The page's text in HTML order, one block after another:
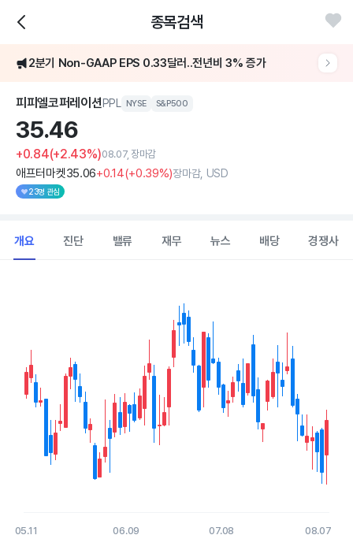
종목검색
2분기 Non-GAAP EPS 0.33달러..전년비 3% 증가
피피엘코퍼레이션PPL NYSE S&P500
35.46
+0.84(+2.43%)08.07, 장마감
애프터마켓35.06+0.14(+0.39%)장마감, USD
23명 관심
개요 진단 밸류 재무 뉴스 배당 경쟁사
The chart has 1 X axis displaying Time. Data ranges from
The chart has 1 Y axis displaying values. Data ranges from
05.11 06.09 07.08 08.07